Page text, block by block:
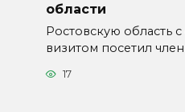
области
Ростовскую область
визитом посетил член
17